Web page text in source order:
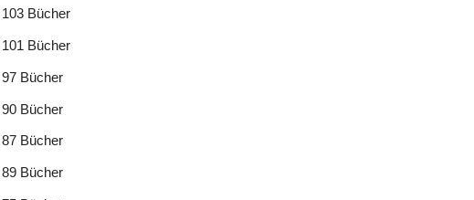
Bücher
Bücher
Bücher
Bücher
Bücher
Bücher